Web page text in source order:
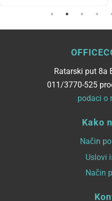
Ratarski put 8a
011/3770-525
podaci o
Kako
Način
Uslovi
Način